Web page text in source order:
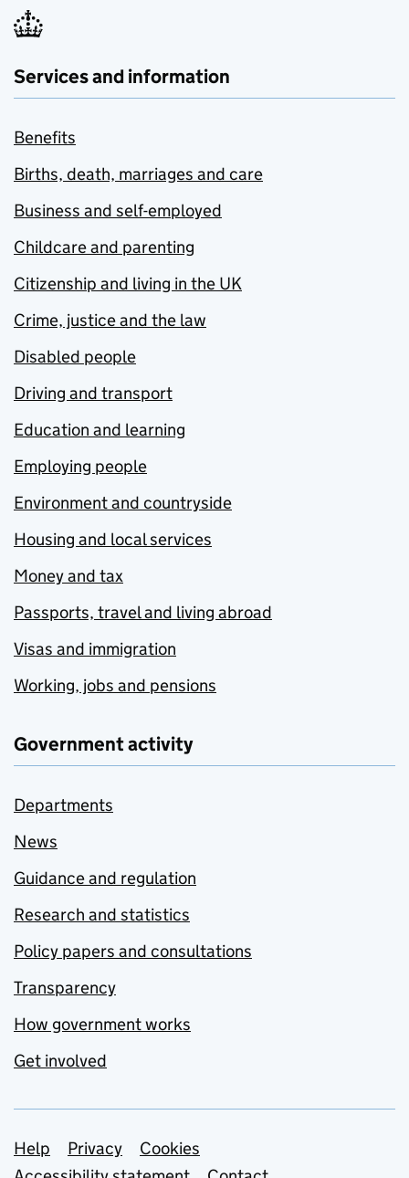
Services and information
Benefits
Births, death, marriages and care
Business and self-employed
Childcare and parenting
Citizenship and living in the UK
Crime, justice and the law
Disabled people
Driving and transport
Education and learning
Employing people
Environment and countryside
Housing and local services
Money and tax
Passports, travel and living abroad
Visas and immigration
Working, jobs and pensions
Government activity
Departments
News
Guidance and regulation
Research and statistics
Policy papers and consultations
Transparency
How government works
Get involved
Support links
Help Privacy
Cookies